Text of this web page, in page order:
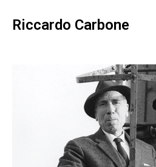
Riccardo Carbone